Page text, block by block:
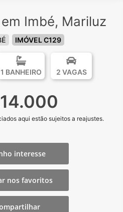
Imbé, Mariluz
IMÓVEL C129
1 BANHEIRO 2 VAGAS
aqui estão sujeitos a reajustes.
interesse
nos favoritos